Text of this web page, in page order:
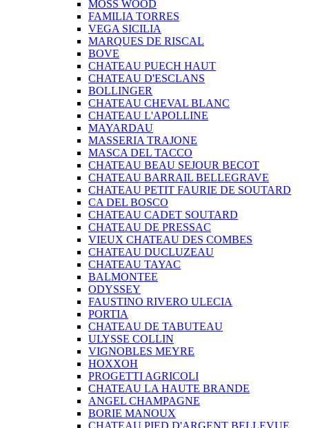
MOSS WOOD
FAMILIA TORRES
VEGA SICILIA
MARQUES DE RISCAL
BOVE
CHATEAU PUECH HAUT
CHATEAU D'ESCLANS
BOLLINGER
CHATEAU CHEVAL BLANC
CHATEAU L'APOLLINE
MAYARDAU
MASSERIA TRAJONE
MASCA DEL TACCO
CHATEAU BEAU SEJOUR BECOT
CHATEAU BARRAIL BELLEGRAVE
CHATEAU PETIT FAURIE DE SOUTARD
CA DEL BOSCO
CHATEAU CADET SOUTARD
CHATEAU DE PRESSAC
VIEUX CHATEAU DES COMBES
CHATEAU DUCLUZEAU
CHATEAU TAYAC
BALMONTEE
ODYSSEY
FAUSTINO RIVERO ULECIA
PORTIA
CHATEAU DE TABUTEAU
ULYSSE COLLIN
VIGNOBLES MEYRE
HOXXOH
PROGETTI AGRICOLI
CHATEAU LA HAUTE BRANDE
ANGEL CHAMPAGNE
BORIE MANOUX
CHATEAU PIED D'ARGENT BELLEVUE